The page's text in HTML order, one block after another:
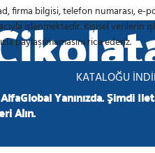
firma bilgisi, telefon numarası,
işlenmektedir. Kişisel verilerin
paylaşılmamasını rica ederiz.
KATALOĞU
Yanınızda. Şimdi
Alın.